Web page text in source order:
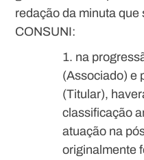
redação da minuta que
CONSUNI:
na
(Associado) e
(Titular),
classificação
atuação na
originalmente